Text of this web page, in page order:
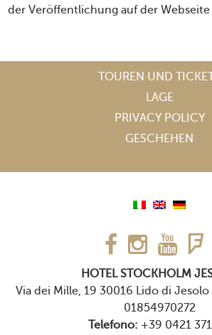
der Veröffentlichung auf der Webseite
TOUREN UND
LAGE
PRIVACY POLICY
GESCHEHEN
HOTEL STOCKHOLM
Via dei Mille, 19 30016 Lido di
01854970272
Telefono: +39 0421